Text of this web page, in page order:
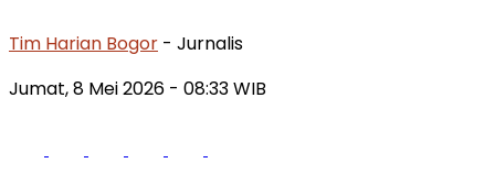
Tim Harian Bogor - Jurnalis
Jumat, 8 Mei 2026 - 08:33 WIB